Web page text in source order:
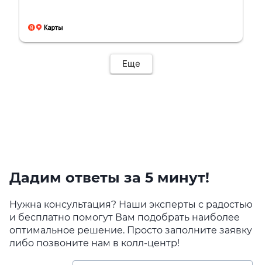
Еще
Дадим ответы за 5 минут!
Нужна консультация? Наши эксперты с радостью
и бесплатно помогут Вам подобрать наиболее
оптимальное решение. Просто заполните заявку
либо позвоните нам в колл-центр!